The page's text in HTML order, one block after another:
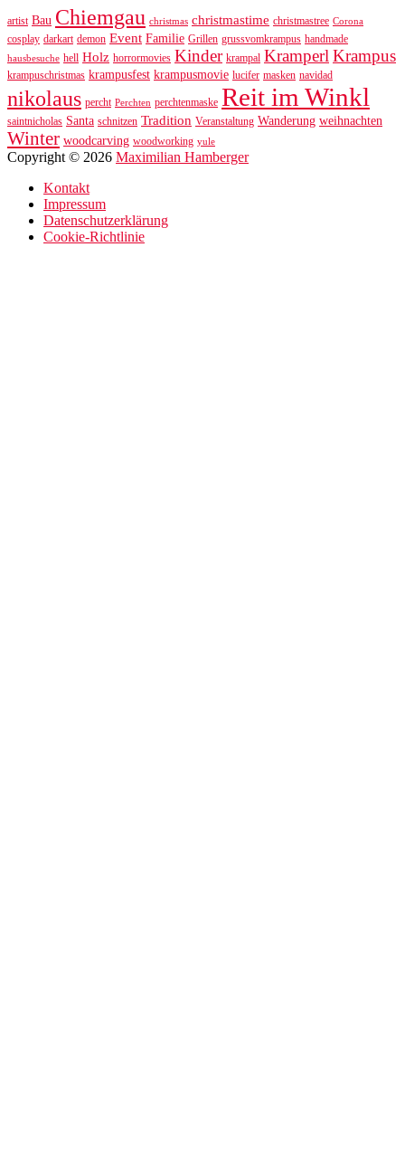
artist Bau Chiemgau christmas christmastime christmastree Corona
cosplay darkart demon Event Familie Grillen grussvomkrampus handmade
hausbesuche hell Holz horrormovies Kinder krampal KramperlKrampus
krampuschristmas krampusfest krampusmovie lucifer masken navidad
nikolaus percht Perchten perchtenmaske Reit im Winkl
saintnicholas Santa schnitzen Tradition Veranstaltung Wanderung weihnachten
Winter woodcarving woodworking yule
Copyright © 2026 Maximilian Hamberger
Kontakt
Impressum
Datenschutzerklärung
Cookie-Richtlinie